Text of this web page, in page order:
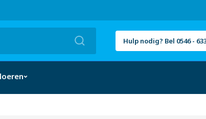
Hulp nodig? Bel 0546 -